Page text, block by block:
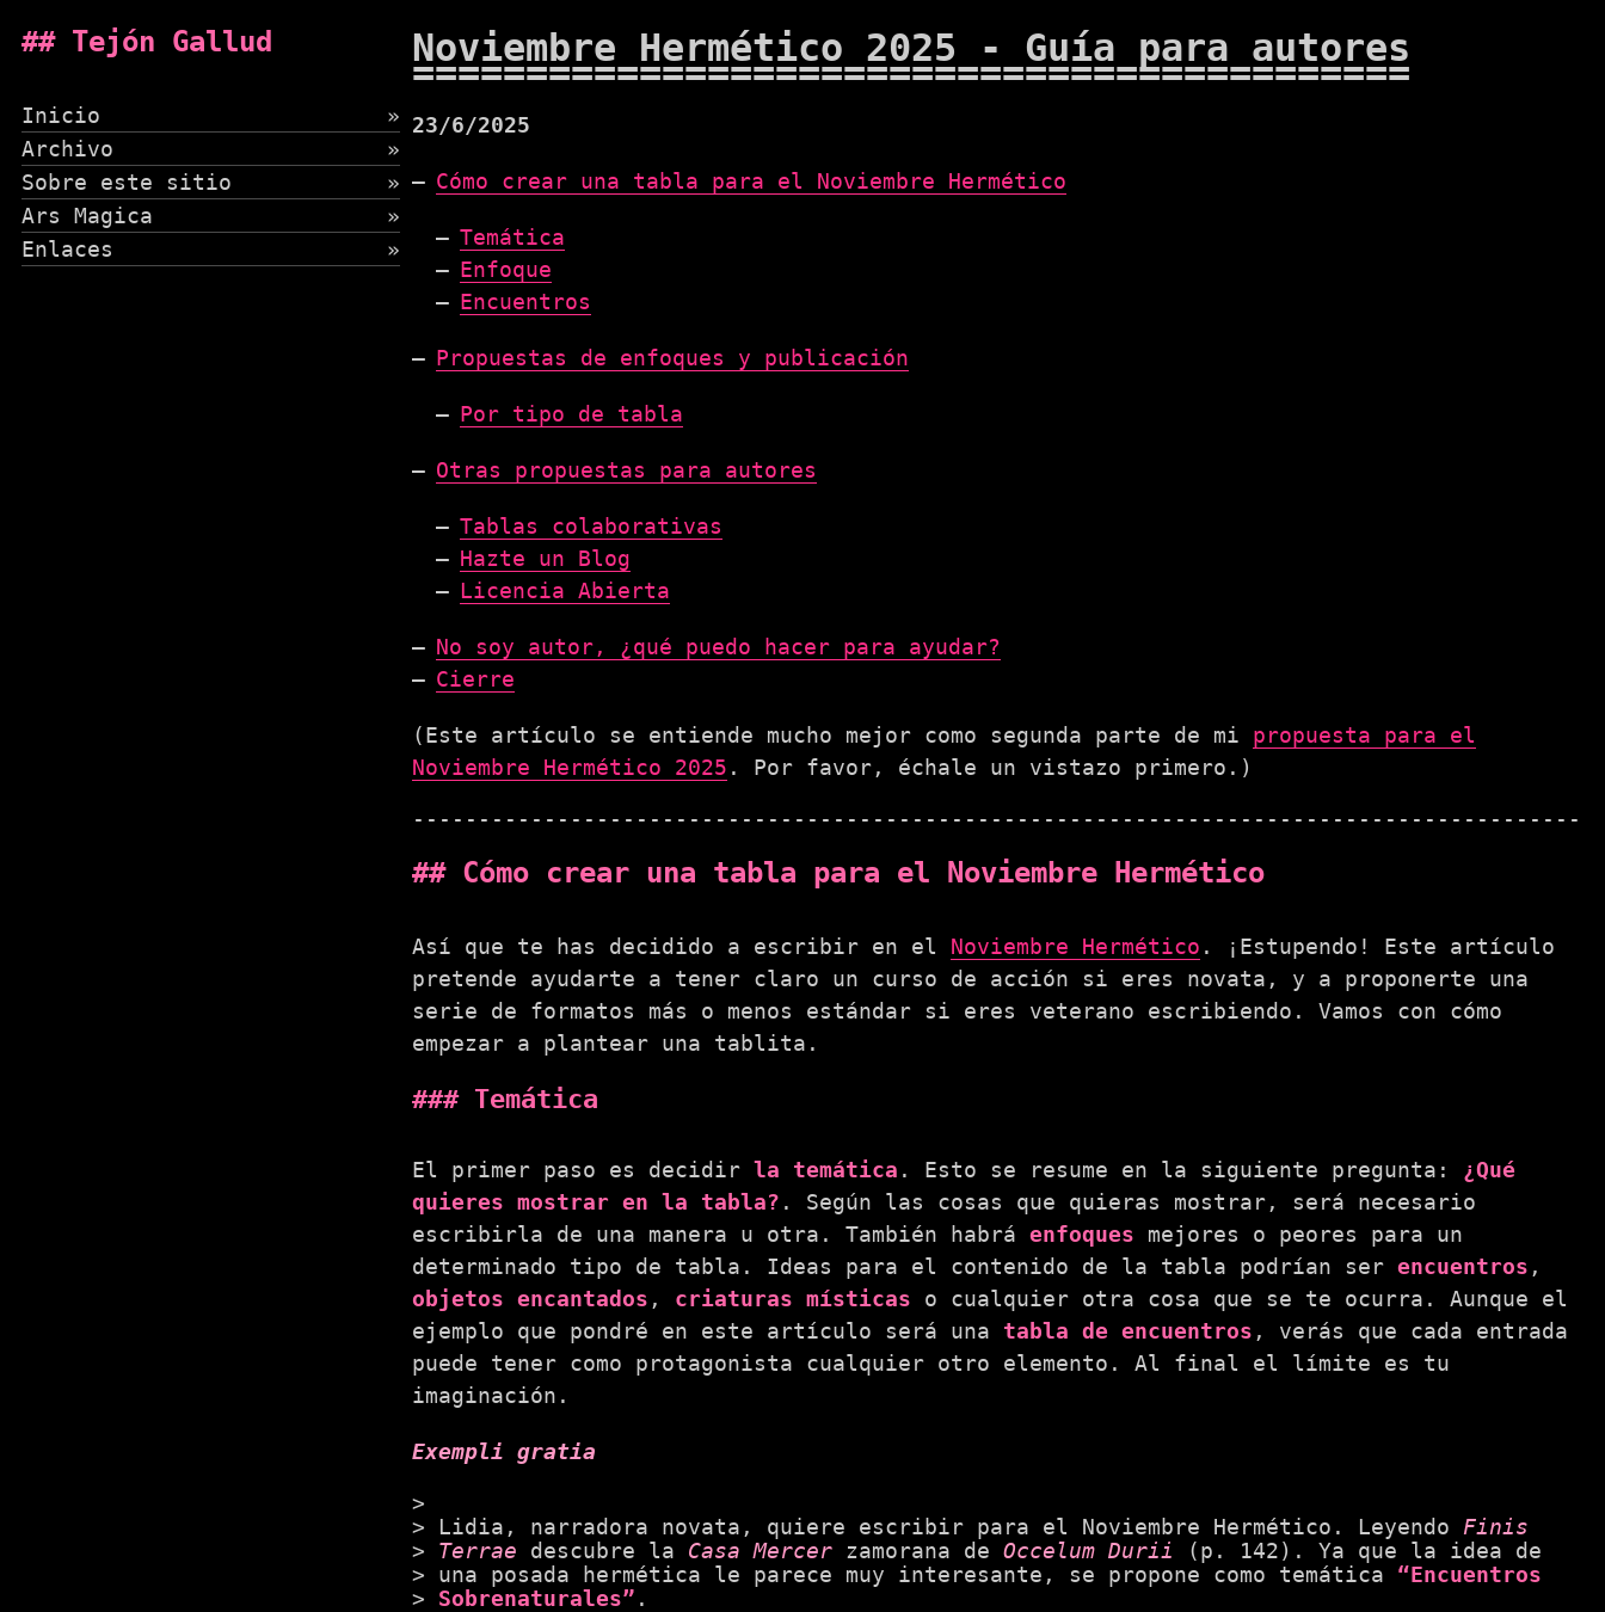
Tejón Gallud
Inicio
»
Archivo
»
Sobre este sitio
»
Ars Magica
»
Enlaces
»
Noviembre Hermético 2025 - Guía para autores
23/6/2025
Cómo crear una tabla para el Noviembre Hermético
Temática
Enfoque
Encuentros
Propuestas de enfoques y publicación
Por tipo de tabla
Otras propuestas para autores
Tablas colaborativas
Hazte un Blog
Licencia Abierta
No soy autor, ¿qué puedo hacer para ayudar?
Cierre
(Este artículo se entiende mucho mejor como segunda parte de mi propuesta para el
Noviembre Hermético 2025 . Por favor, échale un vistazo primero.)
Cómo crear una tabla para el Noviembre Hermético
Así que te has decidido a escribir en el Noviembre Hermético . ¡Estupendo! Este artículo
pretende ayudarte a tener claro un curso de acción si eres novata, y a proponerte una
serie de formatos más o menos estándar si eres veterano escribiendo. Vamos con cómo
empezar a plantear una tablita.
Temática
El primer paso es decidir la temática . Esto se resume en la siguiente pregunta: ¿Qué
quieres mostrar en la tabla? . Según las cosas que quieras mostrar, será necesario
escribirla de una manera u otra. También habrá enfoques mejores o peores para un
determinado tipo de tabla. Ideas para el contenido de la tabla podrían ser encuentros ,
objetos encantados , criaturas místicas o cualquier otra cosa que se te ocurra. Aunque el
ejemplo que pondré en este artículo será una tabla de encuentros , verás que cada entrada
puede tener como protagonista cualquier otro elemento. Al final el límite es tu
imaginación.
Exempli gratia
Lidia, narradora novata, quiere escribir para el Noviembre Hermético. Leyendo Finis
Terrae descubre la Casa Mercer zamorana de Occelum Durii (p. 142). Ya que la idea de
una posada hermética le parece muy interesante, se propone como temática “Encuentros
Sobrenaturales” .